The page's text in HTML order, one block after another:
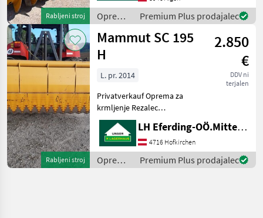
Rabljeni stroj
Hydraulische
Schwenkeinrichtung -
Oprema
za
krmljenje
/
Mammut
Premium Plus prodajalec
Rabljeni stroj
Mammut SC 195
H
2.850
€
DDV ni
terjalen
L. pr. 2014
Privatverkauf Oprema za
krmljenje Rezalec
silaže/freza
LH Eferding-OÖ.Mitte, Landtechnik Hofkirchen
4716 Hofkirchen
Oprema
za
Premium Plus prodajalec